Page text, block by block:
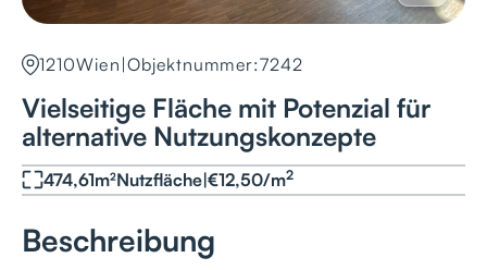
1210Wien |Objektnummer:7242
Vielseitige Fläche mit Potenzial für
alternative Nutzungskonzepte
474,61m²Nutzfläche|€12,50/m2
Beschreibung